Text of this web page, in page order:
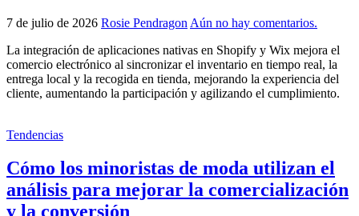
7 de julio de 2026 Rosie Pendragon Aún no hay comentarios.
La integración de aplicaciones nativas en Shopify y Wix mejora el
comercio electrónico al sincronizar el inventario en tiempo real, la
entrega local y la recogida en tienda, mejorando la experiencia del
cliente, aumentando la participación y agilizando el cumplimiento.
Tendencias
Cómo los minoristas de moda utilizan el
análisis para mejorar la comercialización
y la conversión